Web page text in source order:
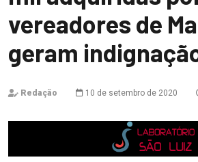
vereadores de
geram
Redação 10 de setembro de 2020